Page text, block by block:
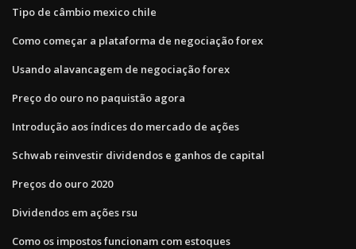
Tipo de câmbio mexico chile
Como começar a plataforma de negociação forex
Usando alavancagem de negociação forex
Preço do ouro no paquistão agora
Introdução aos índices do mercado de ações
Schwab reinvestir dividendos e ganhos de capital
Preços do ouro 2020
Dividendos em ações rsu
Como os impostos funcionam com estoques